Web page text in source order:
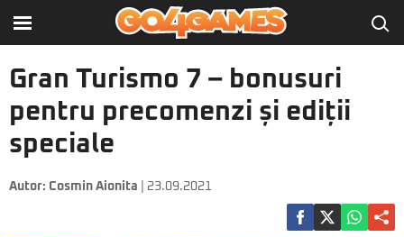
Gran Turismo 7 – bonusuri
pentru precomenzi și ediții
speciale
Autor: Cosmin Aionita | 23.09.2021